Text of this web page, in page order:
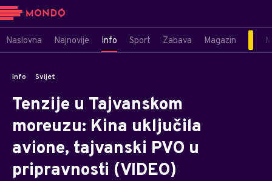
Naslovna Najnovije Info Sport Zabava Magazin
Info Svijet
Tenzije u Tajvanskom
moreuzu: Kina uključila
avione, tajvanski PVO u
pripravnosti (VIDEO)